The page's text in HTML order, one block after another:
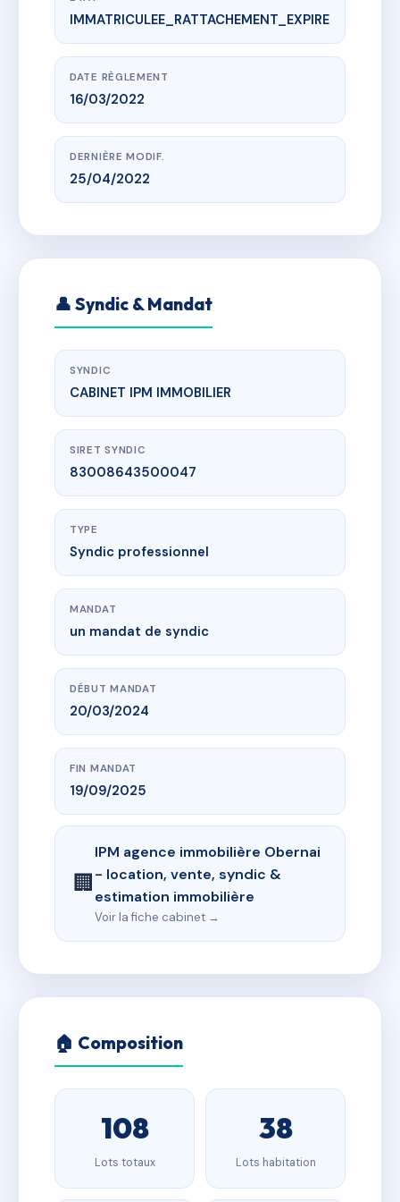
www.vme.plus/AH4974796
VIA NOVA
rue de la Forêt 67120 DUTTLENHEIM
IMMATRICULEE_RATTACHEMENT_EXPIRE
DATE RÈGLEMENT
16/03/2022
DERNIÈRE MODIF.
25/04/2022
👤 Syndic & Mandat
SYNDIC
CABINET IPM IMMOBILIER
SIRET SYNDIC
83008643500047
TYPE
Syndic professionnel
MANDAT
un mandat de syndic
DÉBUT MANDAT
20/03/2024
FIN MANDAT
19/09/2025
🏢
IPM agence immobilière Obernai
- location, vente, syndic &
estimation immobilière
Voir la fiche cabinet →
🏠 Composition
108
Lots totaux
38
Lots habitation